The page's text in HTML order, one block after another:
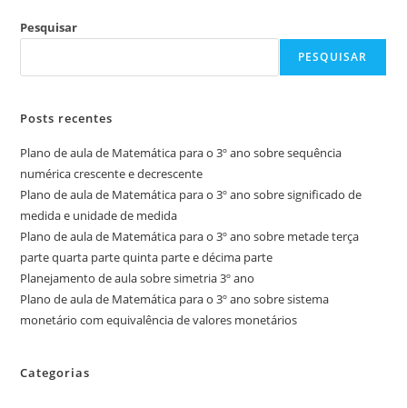
Pesquisar
PESQUISAR
Posts recentes
Plano de aula de Matemática para o 3º ano sobre sequência
numérica crescente e decrescente
Plano de aula de Matemática para o 3º ano sobre significado de
medida e unidade de medida
Plano de aula de Matemática para o 3º ano sobre metade terça
parte quarta parte quinta parte e décima parte
Planejamento de aula sobre simetria 3º ano
Plano de aula de Matemática para o 3º ano sobre sistema
monetário com equivalência de valores monetários
Categorias